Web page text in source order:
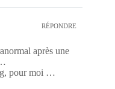
RÉPONDRE
après une
pour moi …